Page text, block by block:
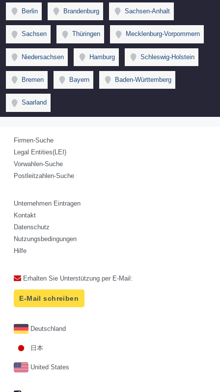
Berlin Brandenburg Sachsen-Anhalt
Sachsen Thüringen Mecklenburg-Vorpommern
Niedersachsen Hamburg Schleswig-Holstein
Bremen Bayern Baden-Württemberg
Saarland
Firmen-Suche
Legal Entities(LEI)
Vorwahlen-Suche
Postleitzahlen-Suche
Unternehmen Eintragen
Kontakt
Datenschutz
Nutzungsbedingungen
Hilfe
Erhalten Sie Unterstützung per E-Mail:
E-Mail schreiben
Deutschland
日本
United States